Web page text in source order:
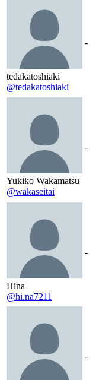
tedakatoshiaki
@tedakatoshiaki
-
Yukiko Wakamatsu
@wakaseitai
-
Hina
@hi.na7211
-
-